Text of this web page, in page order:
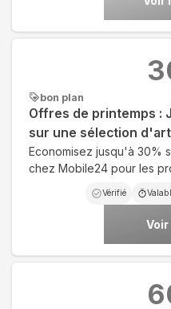
bon plan
Offres de printemps :
sur une sélection
Economisez jusqu'à 30%
chez Mobile24 pour les
Vérifié